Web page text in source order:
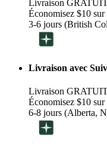
Livraison
Économisez $10
3-6 jours (British
Livraison avec
Livraison
Économisez $10
6-8 jours (Alberta,